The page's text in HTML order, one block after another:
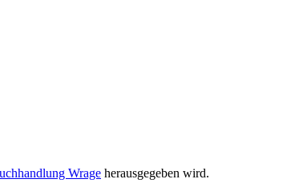
Wrage her­aus­ge­geben wird.